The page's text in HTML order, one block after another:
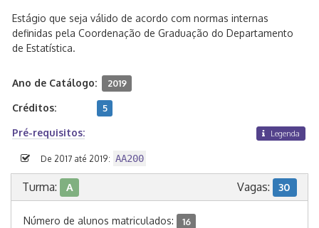
Estágio que seja válido de acordo com normas internas
definidas pela Coordenação de Graduação do Departamento
de Estatística.
Ano de Catálogo: 2019
Créditos: 5
Pré-requisitos: Legenda
De 2017 até 2019: AA200
Turma: A Vagas: 30
Número de alunos matriculados: 16